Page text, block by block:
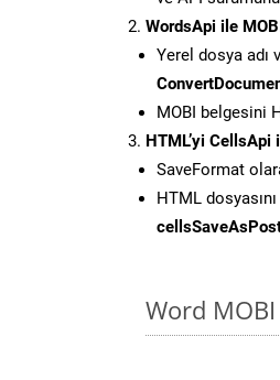
WordsApi ile
Yerel dosya adı
MOBI belgesini
HTML’yi CellsApi
SaveFormat
HTML dosyasını
Word